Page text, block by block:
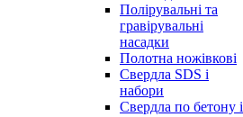
Полірувальні та
гравірувальні
насадки
Полотна ножівкові
Свердла SDS і
набори
Свердла по бетону і